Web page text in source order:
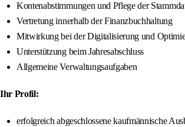
Kontenabstimmungen und Pflege der
Vertretung innerhalb der Finanzbuchhaltung
Mitwirkung bei der Digitalisierung und
Unterstützung beim Jahresabschluss
Allgemeine Verwaltungsaufgaben
Ihr Profil:
erfolgreich abgeschlossene kaufmännische